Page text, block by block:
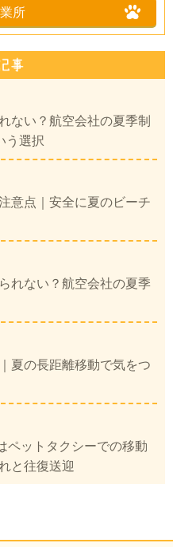
所
ない？航空会社の夏季制
う選択
意点｜安全に夏のビーチ
れない？航空会社の夏季
夏の長距離移動で気をつ
ペットタクシーでの移動
と往復送迎